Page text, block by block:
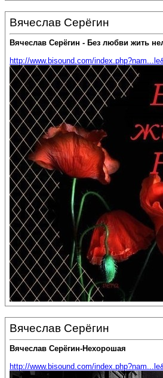
Вячеслав Серёгин
Вячеслав Серёгин - Без любви жить
http://www.bisound.com/
Вячеслав Серёгин
Вячеслав Серёгин-Нехорошая
http://www.bisound.com/